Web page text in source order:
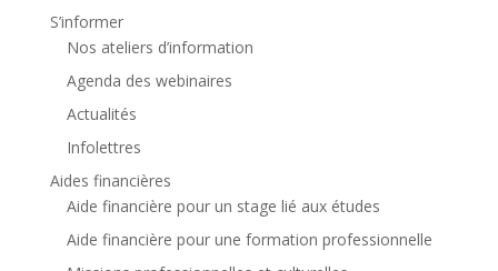
S’informer
Nos ateliers d’information
Agenda des webinaires
Actualités
Infolettres
Aides financières
Aide financière pour un stage lié aux études
Aide financière pour une formation professionnelle